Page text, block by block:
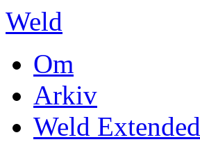
Weld
Om
Arkiv
Weld Extended